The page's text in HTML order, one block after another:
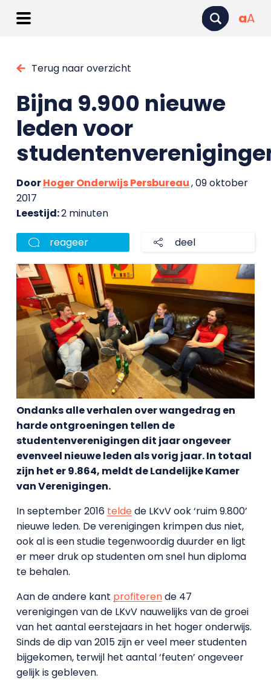
aA
Terug naar overzicht
Bijna 9.900 nieuwe
leden voor
DoorHoger Onderwijs Persbureau, 09 oktober
2017
Leestijd:2 minuten
reageer deel
Ondanks alle verhalen over wangedrag en
harde ontgroeningen tellen de
studentenverenigingen dit jaar ongeveer
evenveel nieuwe leden als vorig jaar. In totaal
zijn het er 9.864, meldt de Landelijke Kamer
van Verenigingen.
In september 2016 teldede LKvV ook ‘ruim 9.800’
nieuwe leden. De verenigingen krimpen dus niet,
ook al is een studie tegenwoordig duurder en ligt
er meer druk op studenten om snel hun diploma
te behalen.
Aan de andere kant profiterende 47
verenigingen van de LKvV nauwelijks van de groei
van het aantal eerstejaars in het hoger onderwijs.
Sinds de dip van 2015 zijn er veel meer studenten
bijgekomen, terwijl het aantal ‘feuten’ ongeveer
gelijk is gebleven.